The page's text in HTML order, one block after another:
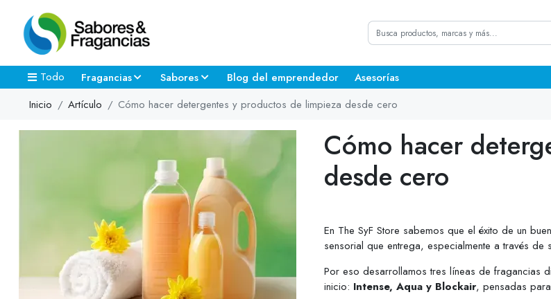
Todo Fragancias Sabores Blog del emprendedor
Asesorías
Inicio
Artículo Cómo hacer detergentes y productos de limpieza desde cero
Cómo hacer
desde cero
En The SyF Store sabemos que el éxito de un
sensorial que entrega, especialmente a través de
Por eso desarrollamos tres líneas de fragancias
inicio: Intense, Aqua y Blockair, pensadas